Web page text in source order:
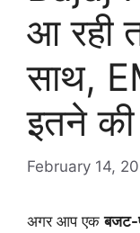
आ रही
साथ,
इतने की
February 14,
अगर आप एकबजट-